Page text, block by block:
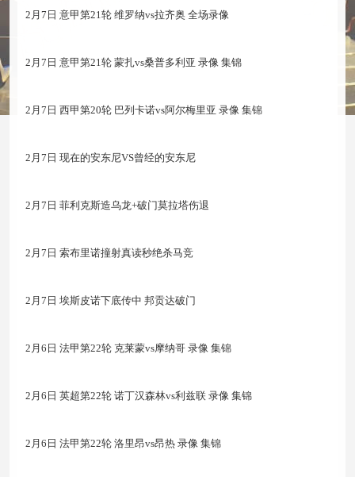
2月7日 意甲第21轮 维罗纳vs拉齐奥 全场录像
2月7日 意甲第21轮 蒙扎vs桑普多利亚 录像 集锦
2月7日 西甲第20轮 巴列卡诺vs阿尔梅里亚 录像 集锦
2月7日 现在的安东尼VS曾经的安东尼
2月7日 菲利克斯造乌龙+破门莫拉塔伤退
2月7日 索布里诺撞射真读秒绝杀马竞
2月7日 埃斯皮诺下底传中 邦贡达破门
2月6日 法甲第22轮 克莱蒙vs摩纳哥 录像 集锦
2月6日 英超第22轮 诺丁汉森林vs利兹联 录像 集锦
2月6日 法甲第22轮 洛里昂vs昂热 录像 集锦